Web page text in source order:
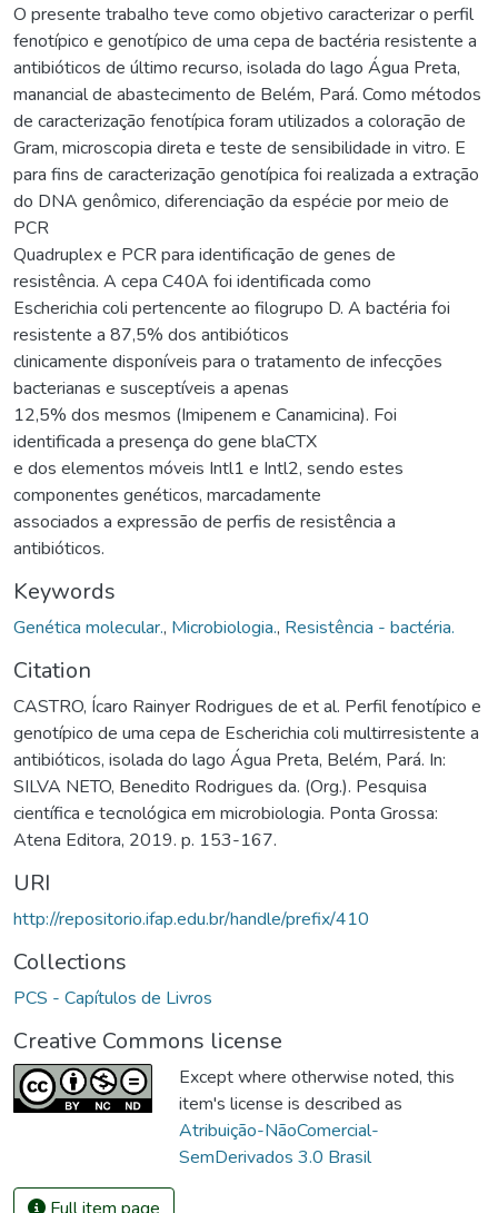
O presente trabalho teve como objetivo caracterizar o perfil
fenotípico e genotípico de uma cepa de bactéria resistente a
antibióticos de último recurso, isolada do lago Água Preta,
manancial de abastecimento de Belém, Pará. Como métodos
de caracterização fenotípica foram utilizados a coloração de
Gram, microscopia direta e teste de sensibilidade in vitro. E
para fins de caracterização genotípica foi realizada a extração
do DNA genômico, diferenciação da espécie por meio de
PCR
Quadruplex e PCR para identificação de genes de
resistência. A cepa C40A foi identificada como
Escherichia coli pertencente ao filogrupo D. A bactéria foi
resistente a 87,5% dos antibióticos
clinicamente disponíveis para o tratamento de infecções
bacterianas e susceptíveis a apenas
12,5% dos mesmos (Imipenem e Canamicina). Foi
identificada a presença do gene blaCTX
e dos elementos móveis Intl1 e Intl2, sendo estes
componentes genéticos, marcadamente
associados a expressão de perfis de resistência a
antibióticos.
Keywords
Genética molecular., Microbiologia., Resistência - bactéria.
Citation
CASTRO, Ícaro Rainyer Rodrigues de et al. Perfil fenotípico e
genotípico de uma cepa de Escherichia coli multirresistente a
antibióticos, isolada do lago Água Preta, Belém, Pará. In:
SILVA NETO, Benedito Rodrigues da. (Org.). Pesquisa
científica e tecnológica em microbiologia. Ponta Grossa:
Atena Editora, 2019. p. 153-167.
URI
http://repositorio.ifap.edu.br/handle/prefix/410
Collections
PCS - Capítulos de Livros
Creative Commons license
Except where otherwise noted, this
item's license is described as
Atribuição-NãoComercial-
SemDerivados 3.0 Brasil